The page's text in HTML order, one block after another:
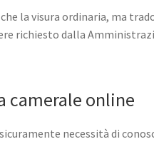
la visura ordinaria, ma
richiesto dalla
camerale online
necessità di